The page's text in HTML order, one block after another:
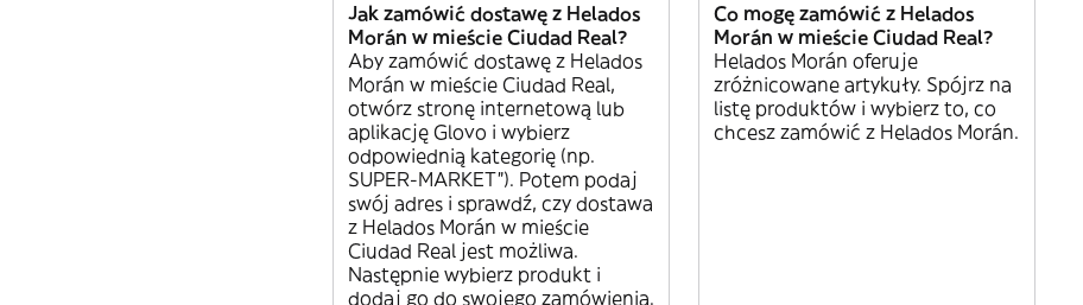
Jak zamówić dostawę z Helados
Morán w mieście Ciudad Real?
Aby zamówić dostawę z Helados
Morán w mieście Ciudad Real,
otwórz stronę internetową lub
aplikację Glovo i wybierz
odpowiednią kategorię (np.
SUPER-MARKET”). Potem podaj
swój adres i sprawdź, czy dostawa
z Helados Morán w mieście
Ciudad Real jest możliwa.
Następnie wybierz produkt i
dodaj go do swojego zamówienia.
Co mogę zamówić z Helados
Morán w mieście Ciudad Real?
Helados Morán oferuje
zróżnicowane artykuły. Spójrz na
listę produktów i wybierz to, co
chcesz zamówić z Helados Morán.